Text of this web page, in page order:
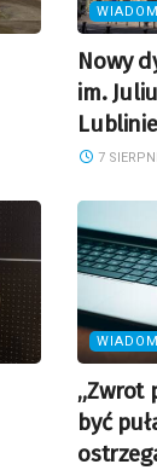
Nowy
im.
Lublinie
7
„Zwrot
być